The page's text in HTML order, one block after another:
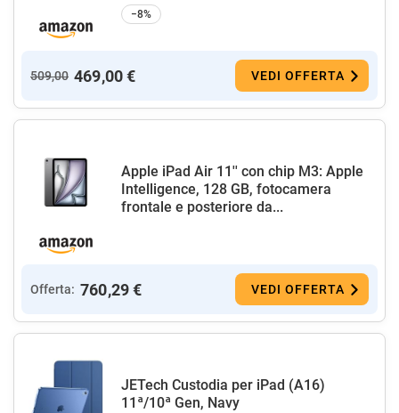
−8%
509,00 469,00 € VEDI OFFERTA
Apple iPad Air 11'' con chip M3: Apple
Intelligence, 128 GB, fotocamera
frontale e posteriore da...
Offerta: 760,29 € VEDI OFFERTA
JETech Custodia per iPad (A16)
11ª/10ª Gen, Navy